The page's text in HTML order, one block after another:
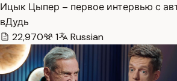
Ицык Цыпер – первое интервью с
вДудь
22,970
1 Russian